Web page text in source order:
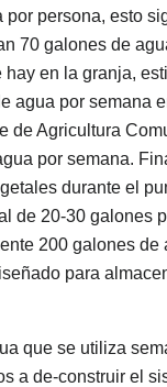
persona, esto
70 galones de
en la granja,
agua por semana
de Agricultura
por semana.
durante el
de 20-30 galones
200 galones de
para
que se utiliza
a de-construir el